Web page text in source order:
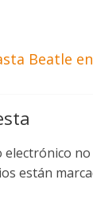
Beatle
están